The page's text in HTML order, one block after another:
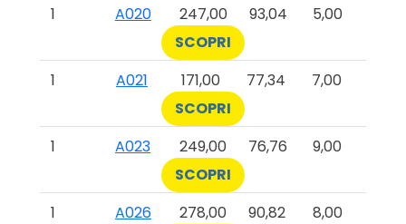
1
A020 247,00 93,04
5,00
SCOPRI
1
A021 171,00 77,34
7,00
SCOPRI
1
A023 249,00 76,76
9,00
SCOPRI
1
A026 278,00 90,82
8,00